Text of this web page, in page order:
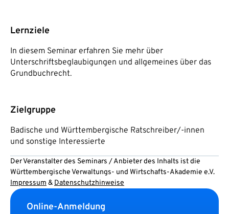
Lernziele
In diesem Seminar erfahren Sie mehr über
Unterschriftsbeglaubigungen und allgemeines über das
Grundbuchrecht.
Zielgruppe
Badische und Württembergische Ratschreiber/-innen
und sonstige Interessierte
Der Veranstalter des Seminars / Anbieter des Inhalts ist die
Württembergische Verwaltungs- und Wirtschafts-Akademie e.V.
Impressum & Datenschutzhinweise
Online-Anmeldung